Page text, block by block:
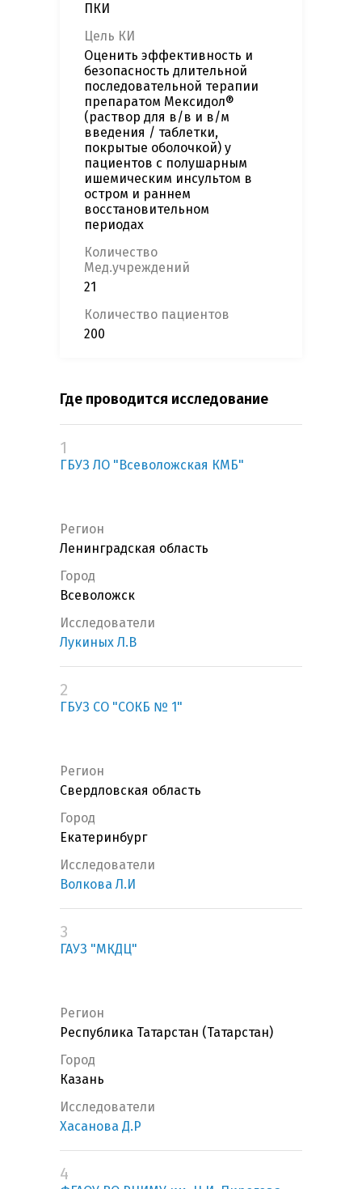
ПКИ
Цель КИ
Оценить эффективность и
безопасность длительной
последовательной терапии
препаратом Мексидол®
(раствор для в/в и в/м
введения / таблетки,
покрытые оболочкой) у
пациентов с полушарным
ишемическим инсультом в
остром и раннем
восстановительном
периодах
Количество
Мед.учреждений
21
Количество пациентов
200
Где проводится исследование
1
ГБУЗ ЛО "Всеволожская КМБ"
Регион
Ленинградская область
Город
Всеволожск
Исследователи
Лукиных Л.В
2
ГБУЗ СО "СОКБ № 1"
Регион
Свердловская область
Город
Екатеринбург
Исследователи
Волкова Л.И
3
ГАУЗ "МКДЦ"
Регион
Республика Татарстан (Татарстан)
Город
Казань
Исследователи
Хасанова Д.Р
4